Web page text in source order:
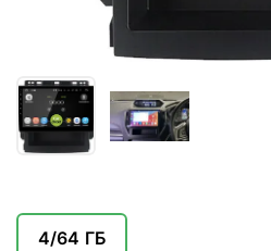
4/64 ГБ